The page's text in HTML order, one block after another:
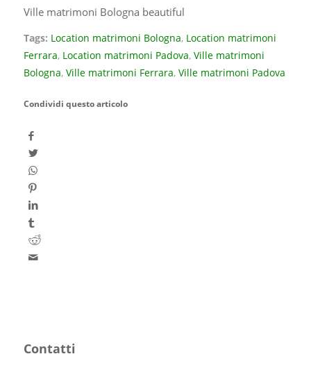
Ville matrimoni Bologna beautiful
Tags: Location matrimoni Bologna, Location matrimoni
Ferrara, Location matrimoni Padova, Ville matrimoni
Bologna, Ville matrimoni Ferrara, Ville matrimoni Padova
Condividi questo articolo
Contatti